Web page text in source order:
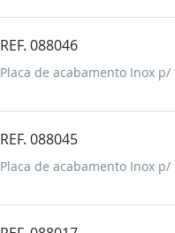
REF. 088046
Placa de acabamento Inox
REF. 088045
Placa de acabamento Inox